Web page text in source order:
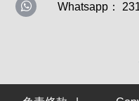
Whatsapp：